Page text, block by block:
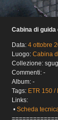
Cabina di guida
Data: 4 ottobre
Luogo: Cabina
Collezione:
Commenti: -
Album: -
Tags: ETR 150 /
Links:
• Scheda